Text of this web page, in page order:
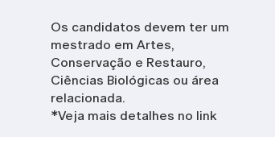
Os candidatos devem ter um
mestrado em Artes,
Conservação e Restauro,
Ciências Biológicas ou área
relacionada.
*Veja mais detalhes no link